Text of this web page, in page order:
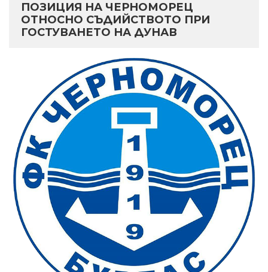
ПОЗИЦИЯ НА ЧЕРНОМОРЕЦ
ОТНОСНО СЪДИЙСТВОТО ПРИ
ГОСТУВАНЕТО НА ДУНАВ